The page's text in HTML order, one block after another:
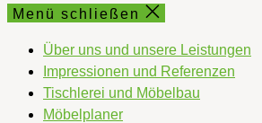
Menü schließen
Über uns und unsere Leistungen
Impressionen und Referenzen
Tischlerei und Möbelbau
Möbelplaner